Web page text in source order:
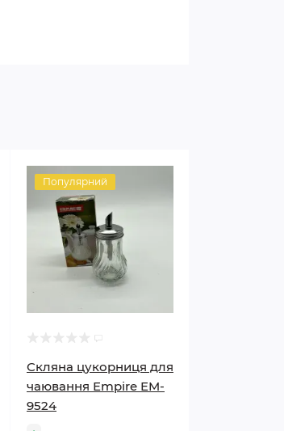
Популярний
Скляна цукорниця для
чаювання Empire EM-
9524